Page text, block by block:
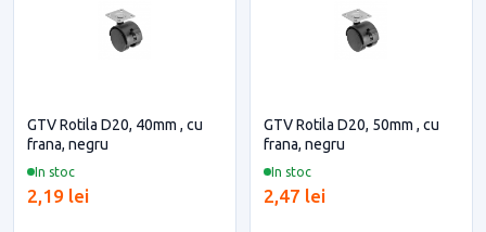
In stoc
GTV Rotila D20, 40mm , cu
frana, negru
2,19 lei
In stoc
GTV Rotila D20, 50mm , cu
frana, negru
2,47 lei